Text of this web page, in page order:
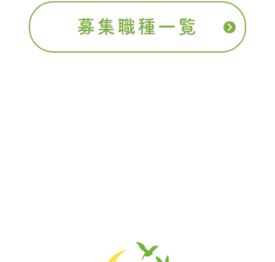
募集職種一覧